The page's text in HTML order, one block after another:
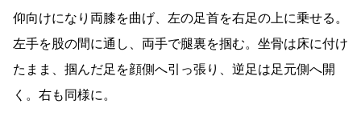
仰向けになり両膝を曲げ、左の足首を右足の上に乗せる。
左手を股の間に通し、両手で腿裏を掴む。坐骨は床に付け
たまま、掴んだ足を顔側へ引っ張り、逆足は足元側へ開
く。右も同様に。